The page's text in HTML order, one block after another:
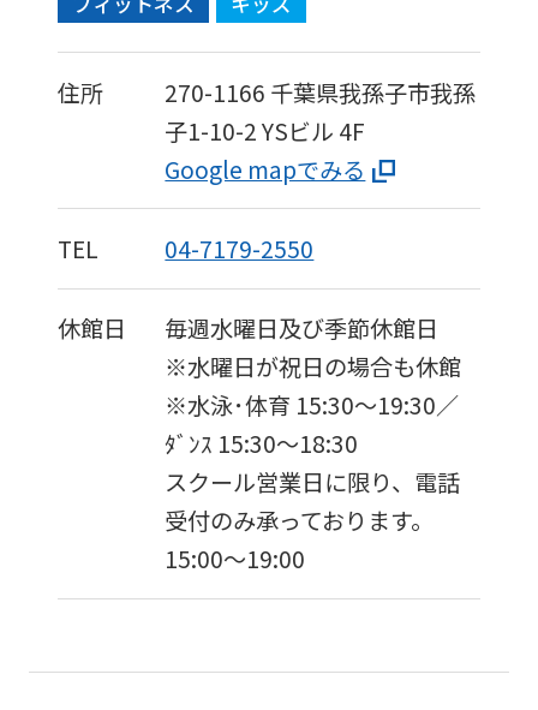
住所 270-1166 千葉県我孫子市我孫
子1-10-2YSビル 4F
Google mapでみる
TEL 04-7179-2550
休館日
毎週水曜日及び季節休館日
※水曜日が祝日の場合も休館
※水泳･体育 15:30〜19:30／
ﾀﾞﾝｽ 15:30～18:30
スクール営業日に限り、電話
受付のみ承っております。
15:00〜19:00